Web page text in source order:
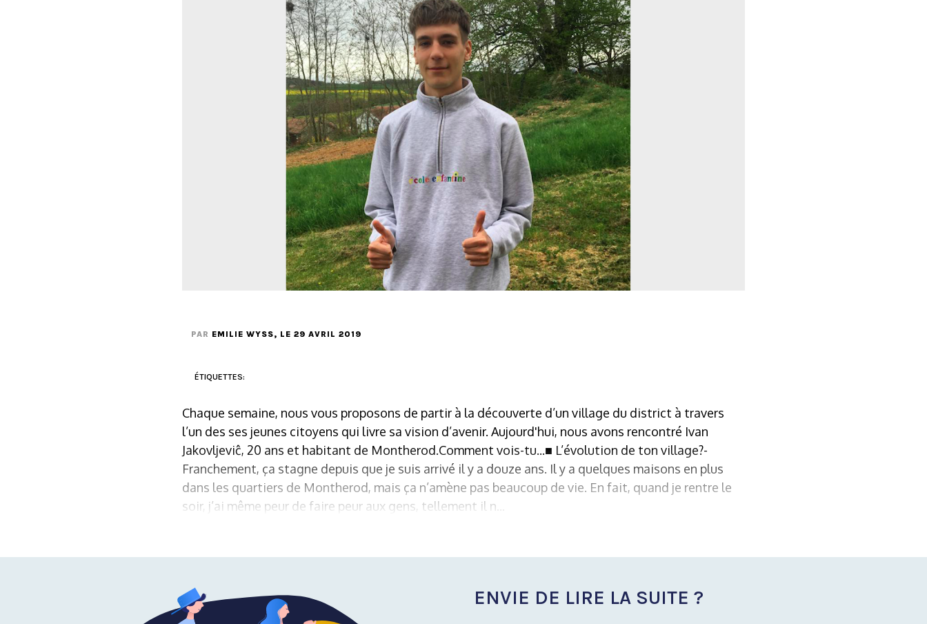
PAR EMILIE WYSS, LE 29 AVRIL 2019
ÉTIQUETTES:
Chaque semaine, nous vous proposons de partir à la découverte d’un village du district à travers
l’un des ses jeunes citoyens qui livre sa vision d’avenir. Aujourd'hui, nous avons rencontré Ivan
Jakovljeviĉ, 20 ans et habitant de Montherod.Comment vois-tu...■ L’évolution de ton village?-
Franchement, ça stagne depuis que je suis arrivé il y a douze ans. Il y a quelques maisons en plus
dans les quartiers de Montherod, mais ça n’amène pas beaucoup de vie. En fait, quand je rentre le
soir, j’ai même peur de faire peur aux gens, tellement il n...
ENVIE DE LIRE LA SUITE ?